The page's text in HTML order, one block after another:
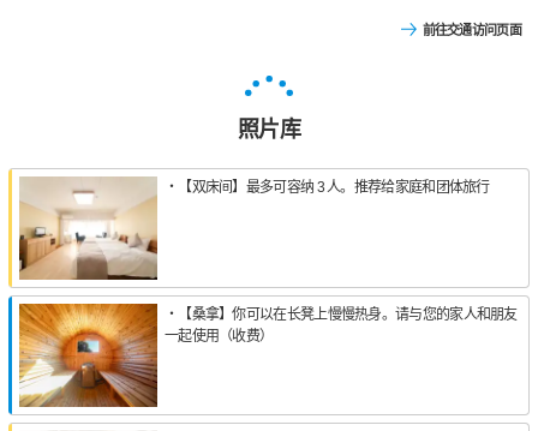
前往交通访问页面
照片库
・【双床间】最多可容纳 3 人。推荐给家庭和团体旅行
・【桑拿】你可以在长凳上慢慢热身。请与您的家人和朋友
一起使用（收费）